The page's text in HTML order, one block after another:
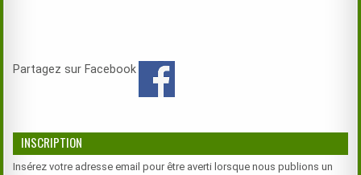
Partagez sur Facebook
INSCRIPTION
Insérez votre adresse email pour être averti lorsque nous publions un